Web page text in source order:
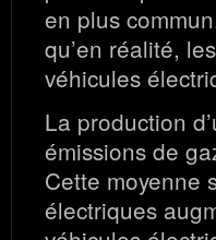
en plus
qu’en réalité,
véhicules
La production
émissions de
Cette moyenne
électriques